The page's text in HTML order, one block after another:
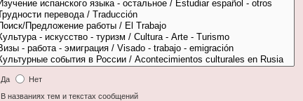
Да
Нет
В названиях тем и текстах сообщений